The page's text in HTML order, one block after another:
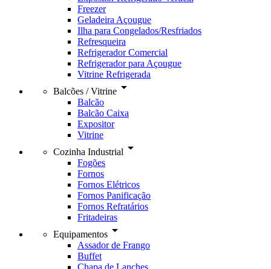
Freezer
Geladeira Açougue
Ilha para Congelados/Resfriados
Refresqueira
Refrigerador Comercial
Refrigerador para Açougue
Vitrine Refrigerada
Balcões / Vitrine arrow_drop_down
Balcão
Balcão Caixa
Expositor
Vitrine
Cozinha Industrial arrow_drop_down
Fogões
Fornos
Fornos Elétricos
Fornos Panificação
Fornos Refratários
Fritadeiras
Equipamentos arrow_drop_down
Assador de Frango
Buffet
Chapa de Lanches